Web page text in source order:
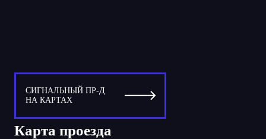
СИГНАЛЬНЫЙ ПР-Д
НА КАРТАХ
Карта проезда